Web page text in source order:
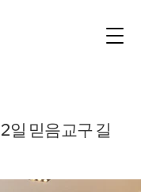
일 믿음교구 길